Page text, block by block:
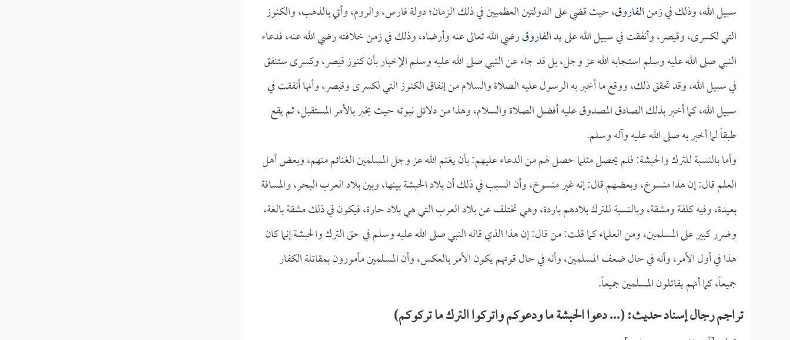
سبيل الله، وذلك في زمنالفاروق، حيث قضي على الدولتين العظميين في ذلك الزمان؛ دولة فارس، والروم، وأتي بالذهب، والكنوز
التي لكسرى، وقيصر، وأنفقت في سبيل الله على يدالفاروقرضي الله تعالى عنه وأرضاه، وذلك في زمن خلافته رضي الله عنه، فدعاء
النبي صلى الله عليه وسلم استجابه الله عز وجل، بل قد جاء عن النبي صلى الله عليه وسلم الإخبار بأن كنوز قيصر، وكسرى ستنفق
في سبيل الله، وقد تحقق ذلك، ووقع ما أخبر به الرسول عليه الصلاة والسلام من إنفاق الكنوز التي لكسرى وقيصر، وأنها أنفقت في
سبيل الله، كما أخبر بذلك الصادق المصدوق عليه أفضل الصلاة والسلام، وهذا من دلائل نبوته حيث يخبر بالأمر المستقبل، ثم يقع
طبقاً لما أخبر به صلى الله عليه وآله وسلم.
وأما بالنسبة للترك والحبشة: فلم يحصل مثلما حصل لهم من الدعاء عليهم: بأن يغنم الله عز وجل المسلمين الغنائم منهم، وبعض أهل
العلم قال: إن هذا منسوخ، وبعضهم قال: إنه غير منسوخ، وأن السبب في ذلك أن بلاد الحبشة بينها، وبين بلاد العرب البحر، والمسافة
بعيدة، وفيه كلفة ومشقة، وبالنسبة للترك بلادهم باردة، وهي تختلف عن بلاد العرب التي هي بلاد حارة، فيكون في ذلك مشقة بالغة،
وضرر كبير على المسلمين، ومن العلماء كما قلت: من قال: إن هذا الذي قاله النبي صلى الله عليه وسلم في حق الترك والحبشة إنما كان
هذا في أول الأمر، وأنه في حال ضعف المسلمين، وأنه في حال قوتهم يكون الأمر بالعكس، وأن المسلمين مأمورون بمقاتلة الكفار
جميعاً، كما أنهم يقاتلون المسلمين جميعاً.
تراجم رجال إسناد حديث: (... دعوا الحبشة ما ودعوكم واتركوا الترك ما تركوكم)